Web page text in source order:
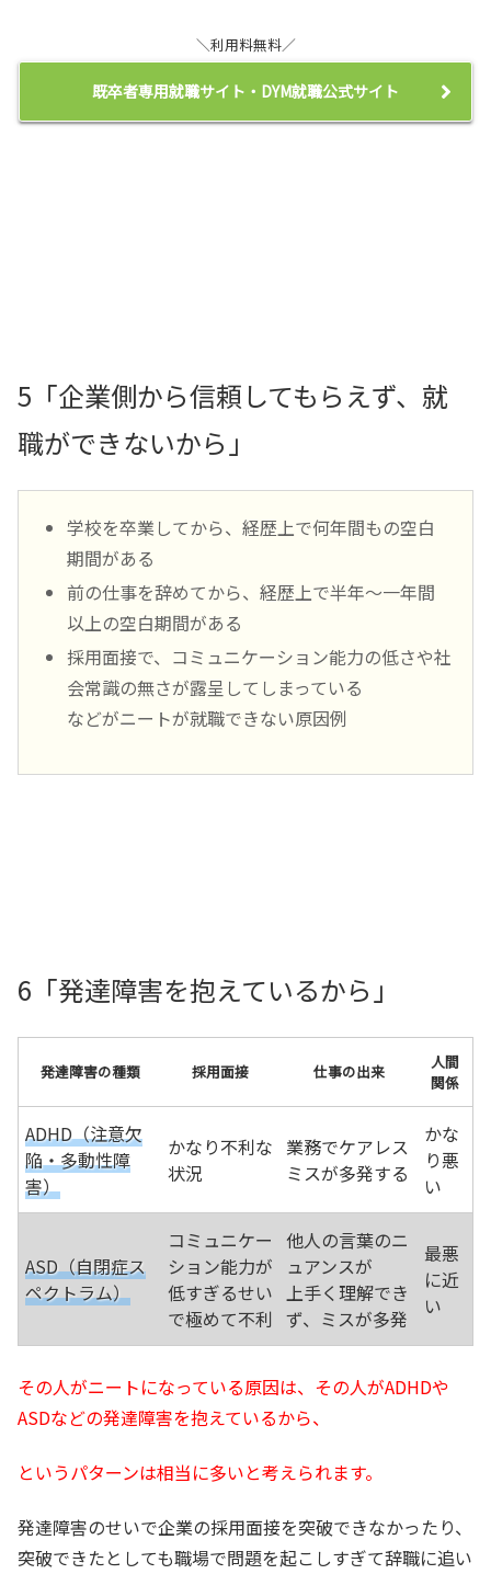
＼利用料無料／
既卒者専用就職サイト・DYM就職公式サイト
5「企業側から信頼してもらえず、就
職ができないから」
学校を卒業してから、経歴上で何年間もの空白
期間がある
前の仕事を辞めてから、経歴上で半年～一年間
以上の空白期間がある
採用面接で、コミュニケーション能力の低さや社
会常識の無さが露呈してしまっている
などがニートが就職できない原因例
6「発達障害を抱えているから」
発達障害の種類 採用面接 仕事の出来
人間
関係
ADHD（注意欠
陥・多動性障
害）
かなり不利な
状況
業務でケアレス
ミスが多発する
かな
り悪
い
ASD（自閉症ス
ペクトラム）
コミュニケー
ション能力が
低すぎるせい
で極めて不利
他人の言葉のニ
ュアンスが
上手く理解でき
ず、ミスが多発
最悪
に近
い
その人がニートになっている原因は、その人がADHDや
ASDなどの発達障害を抱えているから、
というパターンは相当に多いと考えられます。
発達障害のせいで企業の採用面接を突破できなかったり、
突破できたとしても職場で問題を起こしすぎて辞職に追い